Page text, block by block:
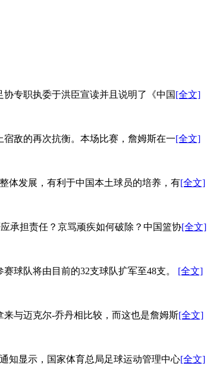
专职执委于洪臣宣读并且说明了《中国[全文]
敌的再次抗衡。本场比赛，詹姆斯在一[全文]
体发展，有利于中国本土球员的培养，有[全文]
承担责任？京骂顽疾如何破除？中国篮协[全文]
球队将由目前的32支球队扩军至48支。 [全文]
与迈克尔-乔丹相比较，而这也是詹姆斯[全文]
知显示，国家体育总局足球运动管理中心[全文]